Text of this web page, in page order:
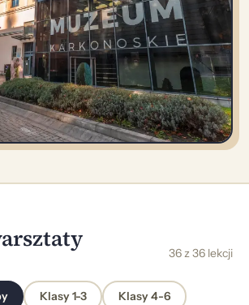
36 z 36 lekcji
Klasy 1-3 Klasy 4-6